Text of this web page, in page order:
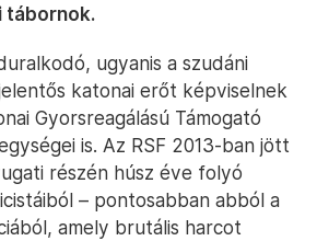
tábornok.
ugyanis a szudáni
katonai erőt képviselnek
Gyorsreagálású Támogató
is. Az RSF 2013-ban jött
részén húsz éve folyó
– pontosabban abból a
amely brutális harcot